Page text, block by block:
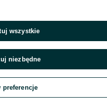
wszystkie
niezbędne
preferencje